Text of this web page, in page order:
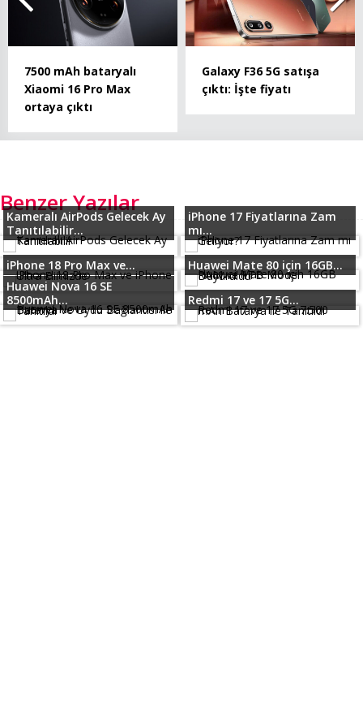
7500 mAh bataryalı
Xiaomi 16 Pro Max
ortaya çıktı
Galaxy F36 5G satışa
çıktı: İşte fiyatı
Benzer Yazılar
Kameralı AirPods Gelecek Ay
Tanıtılabilir...
iPhone 17 Fiyatlarına Zam
mı...
iPhone 18 Pro Max ve...
Huawei Mate 80 için 16GB...
Huawei Nova 16 SE
8500mAh...
Redmi 17 ve 17 5G...